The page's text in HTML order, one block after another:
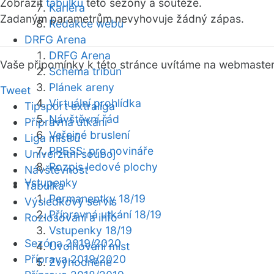
Kariéra
Redakce webu
DRFG Arena
DRFG Arena
Schéma tribun
Plánek areny
Virtuální prohlídka
Návštěvní řád
Veřejné bruslení
PRESS: pro novináře
Rozpis ledové plochy
Vstupenky
Permanentky 18/19
Přípravná utkání 18/19
Vstupenky 18/19
Uvolňování míst
Zvýhodněné
Zobrazit tabulku této sezóny a soutěže.
Zadaným parametrům nevyhovuje žádný zápas.
Vaše připomínky k této stránce uvítáme na webmaster
Tweet
Tipsport extraliga
Přípravná utkání
Liga mistrů
Univerzitní souboj
Návštěvnost
Tabulka
Výsledkový servis
Rozlosování a info
Sezóna 2019/2020
Příprava 2019/2020